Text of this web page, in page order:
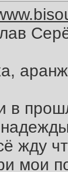
в
жду
мои